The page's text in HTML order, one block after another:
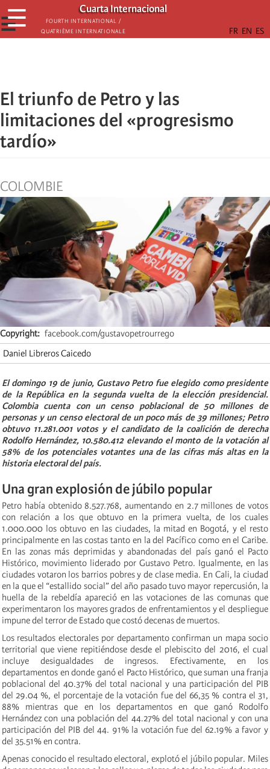
Skip
to
main
Cuarta Internacional
Fourth International /
Quatrième internationale
☰
☰
El triunfo de Petro y las
limitaciones del «progresismo
tardío»
COLOMBIE
Copyright
facebook.com/gustavopetrourrego
Daniel Libreros Caicedo
El domingo 19 de junio, Gustavo Petro fue elegido como presidente
de la República en la segunda vuelta de la elección presidencial.
Colombia cuenta con un censo poblacional de 50 millones de
personas y un censo electoral de un poco más de 39 millones; Petro
obtuvo 11.281.001 votos y el candidato de la coalición de derecha
Rodolfo Hernández, 10.580.412 elevando el monto de la votación al
58% de los potenciales votantes una de las cifras más altas en la
historia electoral del país.
Una gran explosión de júbilo popular
Petro había obtenido 8.527.768, aumentando en 2.7 millones de votos
con relación a los que obtuvo en la primera vuelta, de los cuales
1.000.000 los obtuvo en las ciudades, la mitad en Bogotá, y el resto
principalmente en las costas tanto en la del Pacífico como en el Caribe.
En las zonas más deprimidas y abandonadas del país ganó el Pacto
Histórico, movimiento liderado por Gustavo Petro. Igualmente, en las
ciudades votaron los barrios pobres y de clase media. En Cali, la ciudad
en la que el “estallido social” del año pasado tuvo mayor repercusión, la
huella de la rebeldía apareció en las votaciones de las comunas que
experimentaron los mayores grados de enfrentamientos y el despliegue
impune del terror de Estado que costó decenas de muertos.
Los resultados electorales por departamento confirman un mapa socio
territorial que viene repitiéndose desde el plebiscito del 2016, el cual
incluye desigualdades de ingresos. Efectivamente, en los
departamentos en donde ganó el Pacto Histórico, que suman una franja
poblacional del 40.37% del total nacional y una participación del PIB
del 29.04 %, el porcentaje de la votación fue del 66,35 % contra el 31,
88% mientras que en los departamentos en que ganó Rodolfo
Hernández con una población del 44.27% del total nacional y con una
participación del PIB del 44. 91% la votación fue del 62.19% a favor y
del 35.51% en contra.
Apenas conocido el resultado electoral, explotó el júbilo popular. Miles